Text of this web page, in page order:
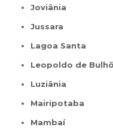
Joviânia
Jussara
Lagoa Santa
Leopoldo de
Luziânia
Mairipotaba
Mambaí